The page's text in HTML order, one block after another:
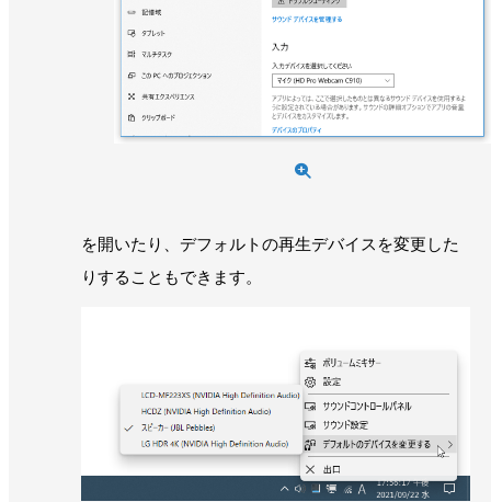
を開いたり、デフォルトの再生デバイスを変更した
りすることもできます。